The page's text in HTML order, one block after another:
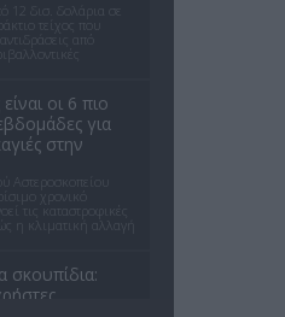
12 δισ. δολάρια σε
τείχος που
από
οι 6 πιο
για
στην
Αστεροσκοπείου
χρονικό
τις καταστροφικές
η κλιματική αλλαγή
σκουπίδια: